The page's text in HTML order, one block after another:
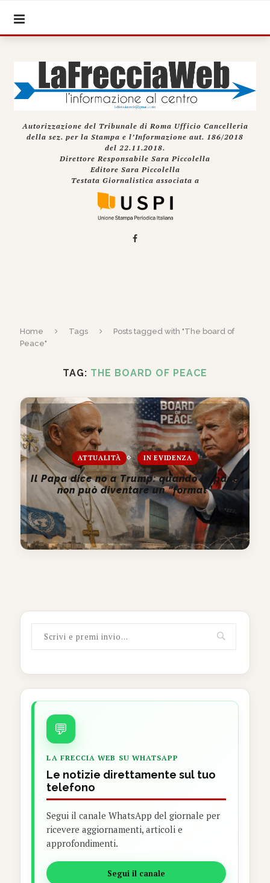
Autorizzazione del Tribunale di Roma Ufficio Cancelleria
della sez. per la Stampa e l’Informazione aut. 186/2018
del 22.11.2018.
Direttore Responsabile Sara Piccolella
Editore Sara Piccolella
Testata Giornalistica associata a
Home Tags
Posts tagged with "The board of
Peace"
TAG: THE BOARD OF PEACE
ATTUALITÀ IN EVIDENZA
Il Papa dice no a Trump: quando la pace
non può diventare un “format”
💬
LA FRECCIA WEB SU WHATSAPP
Le notizie direttamente sul tuo
telefono
Segui il canale WhatsApp del giornale per
ricevere aggiornamenti, articoli e
approfondimenti.
Segui il canale